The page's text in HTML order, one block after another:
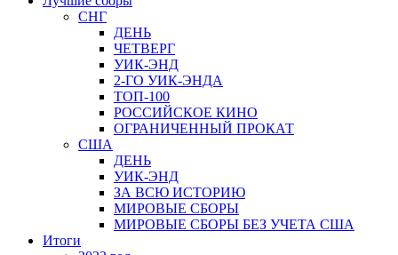
СНГ
ДЕНЬ
ЧЕТВЕРГ
УИК-ЭНД
2-ГО УИК-ЭНДА
ТОП-100
РОССИЙСКОЕ КИНО
ОГРАНИЧЕННЫЙ ПРОКАТ
США
ДЕНЬ
УИК-ЭНД
ЗА ВСЮ ИСТОРИЮ
МИРОВЫЕ СБОРЫ
МИРОВЫЕ СБОРЫ БЕЗ УЧЕТА США
Итоги